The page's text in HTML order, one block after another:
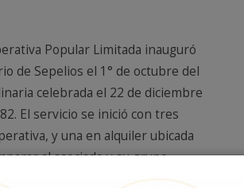
Popular Limitada inauguró
de Sepelios el 1° de octubre del
celebrada el 22 de diciembre
El servicio se inició con tres
y una en alquiler ubicada
al asociado y su grupo